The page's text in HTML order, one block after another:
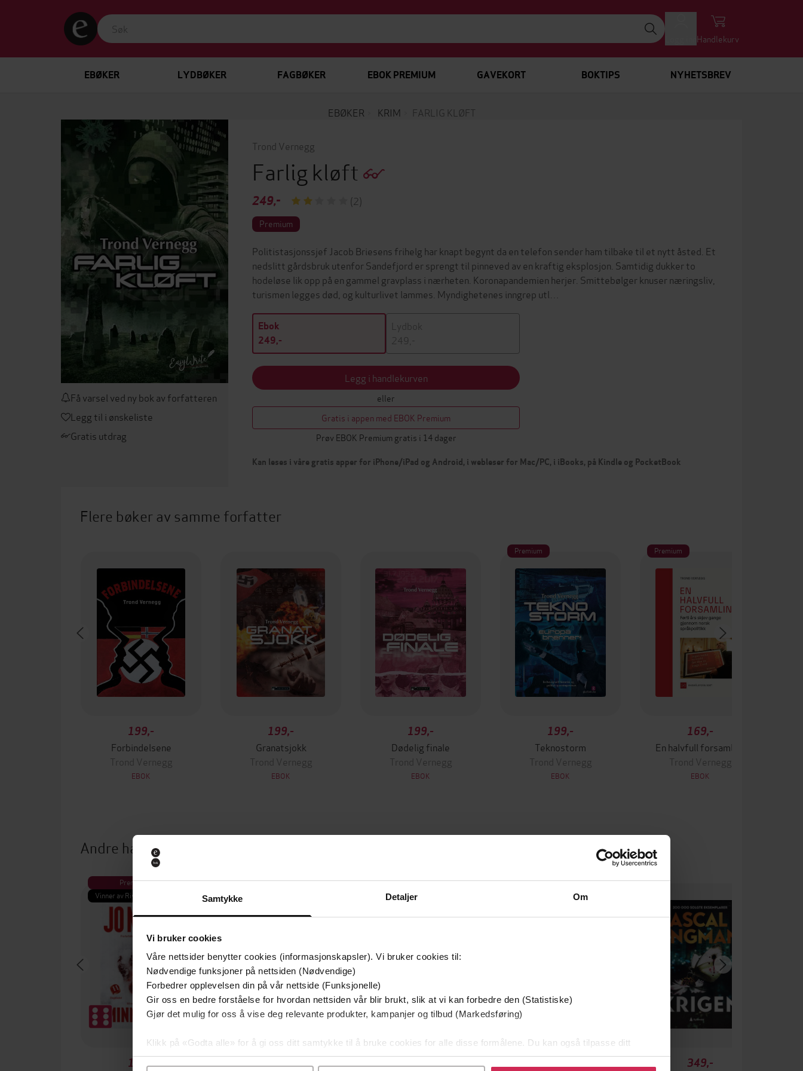
Samtykke Detaljer Om
Vi bruker cookies
Våre nettsider benytter cookies (informasjonskapsler). Vi bruker cookies til:
Nødvendige funksjoner på nettsiden (Nødvendige)
Forbedrer opplevelsen din på vår nettside (Funksjonelle)
Gir oss en bedre forståelse for hvordan nettsiden vår blir brukt, slik at vi kan forbedre den (Statistiske)
Gjør det mulig for oss å vise deg relevante produkter, kampanjer og tilbud (Markedsføring)
Klikk på «Godta alle» for å gi oss ditt samtykke til å bruke cookies for alle disse formålene. Du kan også tilpasse ditt
samtykke til spesifikke formål ved å klikke på «Tilpass». Du kan når som helst trekke tilbake eller endre ditt samtykke.
Handlekurv
EBØKER LYDBØKER FAGBØKER EBOK PREMIUM GAVEKORT BOKTIPS NYHETSBREV
EBØKER KRIM FARLIG KLØFT
Få varsel ved ny bok av forfatteren
Legg til i ønskeliste
Gratis utdrag
Trond Vernegg
Farlig kløft
249,- (2)
Premium
Politistasjonssjef Jacob Briesens frihelg har knapt begynt da en telefon sender ham tilbake til et nytt åsted. Et
nedslitt gårdsbruk utenfor Sandefjord er sprengt til pinneved av en kraftig eksplosjon. Samtidig dukker to
hodeløse lik opp på en gammel gravplass i nærheten. Koronapandemien herjer. Smittebølger knuser næringsliv,
turismen legges død, og kulturlivet lammes. Myndighetenes inngrep utl…
Ebok
249,-
Lydbok
249,-
Legg i handlekurven
eller
Gratis i appen med EBOK Premium
Prøv EBOK Premium gratis i 14 dager
Kan leses i våre gratis apper for iPhone/iPad og Android, i webleser for Mac/PC, i iBooks, på Kindle og PocketBook
Flere bøker av samme forfatter
199,-
Forbindelsene
Trond Vernegg
EBOK
199,-
Granatsjokk
Trond Vernegg
EBOK
199,-
Dødelig finale
Trond Vernegg
EBOK
Premium
199,-
Teknostorm
Trond Vernegg
EBOK
Premium
169,-
En halvfull forsamling
Trond Vernegg
EBOK
Andre har også kjøpt
Premium
Vinner av Rivertonprisen
129,-
Premium
Første gang på tilbud
129,-
Premium
79,-
349,-